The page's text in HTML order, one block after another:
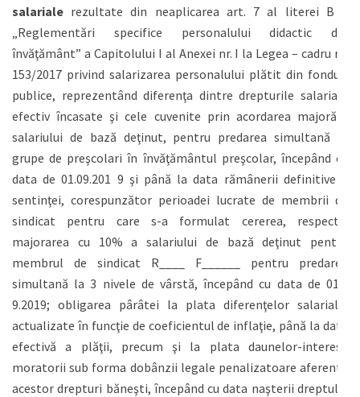
salariale rezultate din neaplicarea art. 7 al literei B –
„Reglementări specifice personalului didactic din
învăţământ” a Capitolului I al Anexei nr. I la Legea – cadru nr.
153/2017 privind salarizarea personalului plătit din fonduri
publice, reprezentând diferenţa dintre drepturile salariale
efectiv încasate şi cele cuvenite prin acordarea majorării
salariului de bază deţinut, pentru predarea simultană la
grupe de preşcolari în învăţământul preşcolar, începând cu
data de 01.09.201 9 şi până la data rămânerii definitive a
sentinţei, corespunzător perioadei lucrate de membrii de
sindicat pentru care s-a formulat cererea, respectiv
majorarea cu 10% a salariului de bază deţinut pentru
membrul de sindicat R____ F______ pentru predarea
simultană la 3 nivele de vârstă, începând cu data de 01.0
9.2019; obligarea pârâtei la plata diferenţelor salariale,
actualizate în funcţie de coeficientul de inflaţie, până la data
efectivă a plăţii, precum şi la plata daunelor-interese
moratorii sub forma dobânzii legale penalizatoare aferente
acestor drepturi băneşti, începând cu data naşterii dreptului